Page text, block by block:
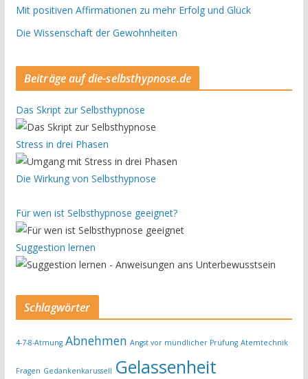
Mit positiven Affirmationen zu mehr Erfolg und Glück
Die Wissenschaft der Gewohnheiten
Beiträge auf die-selbsthypnose.de
Das Skript zur Selbsthypnose
Stress in drei Phasen
Die Wirkung von Selbsthypnose
Für wen ist Selbsthypnose geeignet?
Suggestion lernen
Schlagwörter
4-7-8-Atmung Abnehmen Angst vor mündlicher Prüfung Atemtechnik
Fragen Gedankenkarussell Gelassenheit